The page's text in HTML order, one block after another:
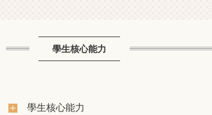
學生核心能力
學生核心能力